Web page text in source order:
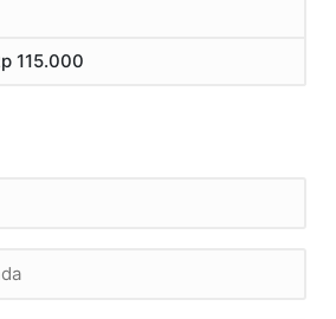
115.000